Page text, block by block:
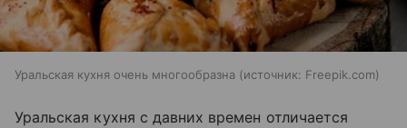
Уральская кухня очень многообразна источник: Freepik.com
Уральская кухня с давних времен отличается